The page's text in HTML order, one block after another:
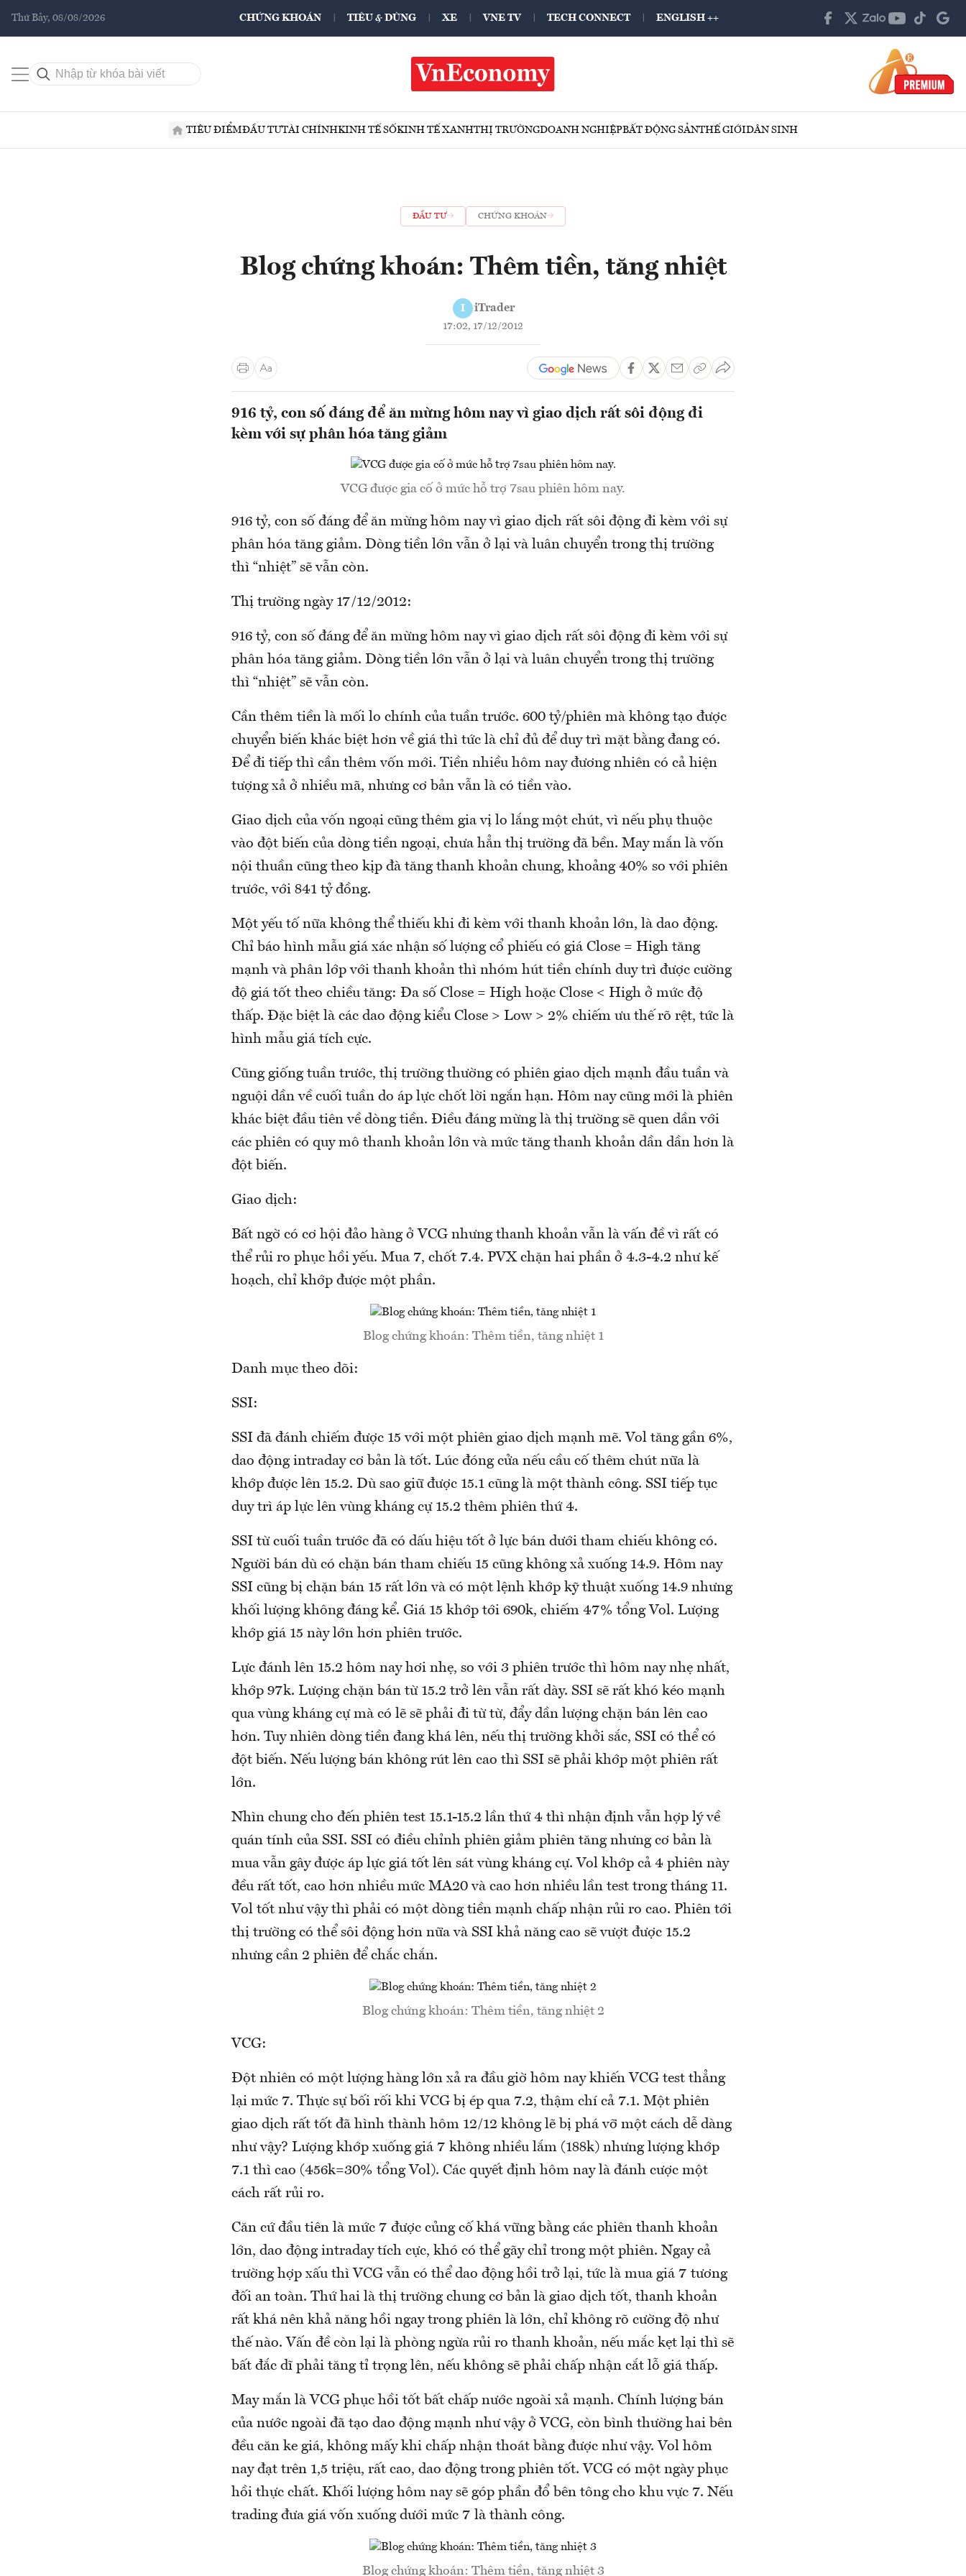
Thứ Bảy, 08/08/2026 CHỨNG KHOÁN TIÊU & DÙNG XE VNE TV TECH CONNECT ENGLISH ++
TIÊU ĐIỂMĐẦU TƯTÀI CHÍNHKINH TẾ SỐKINH TẾ XANHTHỊ TRƯỜNGDOANH NGHIỆPBẤT ĐỘNG SẢNTHẾ GIỚIDÂN SINH
ĐẦU TƯ CHỨNG KHOÁN
Blog chứng khoán: Thêm tiền, tăng nhiệt
I iTrader
17:02, 17/12/2012
916 tỷ, con số đáng để ăn mừng hôm nay vì giao dịch rất sôi động đi
kèm với sự phân hóa tăng giảm
VCG được gia cố ở mức hỗ trợ 7sau phiên hôm nay.
916 tỷ, con số đáng để ăn mừng hôm nay vì giao dịch rất sôi động đi kèm với sự
phân hóa tăng giảm. Dòng tiền lớn vẫn ở lại và luân chuyển trong thị trường
thì “nhiệt” sẽ vẫn còn.
Thị trường ngày 17/12/2012:
916 tỷ, con số đáng để ăn mừng hôm nay vì giao dịch rất sôi động đi kèm với sự
phân hóa tăng giảm. Dòng tiền lớn vẫn ở lại và luân chuyển trong thị trường
thì “nhiệt” sẽ vẫn còn.
Cần thêm tiền là mối lo chính của tuần trước. 600 tỷ/phiên mà không tạo được
chuyển biến khác biệt hơn về giá thì tức là chỉ đủ để duy trì mặt bằng đang có.
Để đi tiếp thì cần thêm vốn mới. Tiền nhiều hôm nay đương nhiên có cả hiện
tượng xả ở nhiều mã, nhưng cơ bản vẫn là có tiền vào.
Giao dịch của vốn ngoại cũng thêm gia vị lo lắng một chút, vì nếu phụ thuộc
vào đột biến của dòng tiền ngoại, chưa hẳn thị trường đã bền. May mắn là vốn
nội thuần cũng theo kịp đà tăng thanh khoản chung, khoảng 40% so với phiên
trước, với 841 tỷ đồng.
Một yếu tố nữa không thể thiếu khi đi kèm với thanh khoản lớn, là dao động.
Chỉ báo hình mẫu giá xác nhận số lượng cổ phiếu có giá Close = High tăng
mạnh và phân lớp với thanh khoản thì nhóm hút tiền chính duy trì được cường
độ giá tốt theo chiều tăng: Đa số Close = High hoặc Close < High ở mức độ
thấp. Đặc biệt là các dao động kiểu Close > Low > 2% chiếm ưu thế rõ rệt, tức là
hình mẫu giá tích cực.
Cũng giống tuần trước, thị trường thường có phiên giao dịch mạnh đầu tuần và
nguội dần về cuối tuần do áp lực chốt lời ngắn hạn. Hôm nay cũng mới là phiên
khác biệt đầu tiên về dòng tiền. Điều đáng mừng là thị trường sẽ quen dần với
các phiên có quy mô thanh khoản lớn và mức tăng thanh khoản dần dần hơn là
đột biến.
Giao dịch:
Bất ngờ có cơ hội đảo hàng ở VCG nhưng thanh khoản vẫn là vấn đề vì rất có
thể rủi ro phục hồi yếu. Mua 7, chốt 7.4. PVX chặn hai phần ở 4.3-4.2 như kế
hoạch, chỉ khớp được một phần.
Blog chứng khoán: Thêm tiền, tăng nhiệt 1
Danh mục theo dõi:
SSI:
SSI đã đánh chiếm được 15 với một phiên giao dịch mạnh mẽ. Vol tăng gần 6%,
dao động intraday cơ bản là tốt. Lúc đóng cửa nếu cầu cố thêm chút nữa là
khớp được lên 15.2. Dù sao giữ được 15.1 cũng là một thành công. SSI tiếp tục
duy trì áp lực lên vùng kháng cự 15.2 thêm phiên thứ 4.
SSI từ cuối tuần trước đã có dấu hiệu tốt ở lực bán dưới tham chiếu không có.
Người bán dù có chặn bán tham chiếu 15 cũng không xả xuống 14.9. Hôm nay
SSI cũng bị chặn bán 15 rất lớn và có một lệnh khớp kỹ thuật xuống 14.9 nhưng
khối lượng không đáng kể. Giá 15 khớp tới 690k, chiếm 47% tổng Vol. Lượng
khớp giá 15 này lớn hơn phiên trước.
Lực đánh lên 15.2 hôm nay hơi nhẹ, so với 3 phiên trước thì hôm nay nhẹ nhất,
khớp 97k. Lượng chặn bán từ 15.2 trở lên vẫn rất dày. SSI sẽ rất khó kéo mạnh
qua vùng kháng cự mà có lẽ sẽ phải đi từ từ, đẩy dần lượng chặn bán lên cao
hơn. Tuy nhiên dòng tiền đang khá lên, nếu thị trường khởi sắc, SSI có thể có
đột biến. Nếu lượng bán không rút lên cao thì SSI sẽ phải khớp một phiên rất
lớn.
Nhìn chung cho đến phiên test 15.1-15.2 lần thứ 4 thì nhận định vẫn hợp lý về
quán tính của SSI. SSI có điều chỉnh phiên giảm phiên tăng nhưng cơ bản là
mua vẫn gây được áp lực giá tốt lên sát vùng kháng cự. Vol khớp cả 4 phiên này
đều rất tốt, cao hơn nhiều mức MA20 và cao hơn nhiều lần test trong tháng 11.
Vol tốt như vậy thì phải có một dòng tiền mạnh chấp nhận rủi ro cao. Phiên tới
thị trường có thể sôi động hơn nữa và SSI khả năng cao sẽ vượt được 15.2
nhưng cần 2 phiên để chắc chắn.
Blog chứng khoán: Thêm tiền, tăng nhiệt 2
VCG:
Đột nhiên có một lượng hàng lớn xả ra đầu giờ hôm nay khiến VCG test thẳng
lại mức 7. Thực sự bối rối khi VCG bị ép qua 7.2, thậm chí cả 7.1. Một phiên
giao dịch rất tốt đã hình thành hôm 12/12 không lẽ bị phá vỡ một cách dễ dàng
như vậy? Lượng khớp xuống giá 7 không nhiều lắm (188k) nhưng lượng khớp
7.1 thì cao (456k=30% tổng Vol). Các quyết định hôm nay là đánh cược một
cách rất rủi ro.
Căn cứ đầu tiên là mức 7 được củng cố khá vững bằng các phiên thanh khoản
lớn, dao động intraday tích cực, khó có thể gãy chỉ trong một phiên. Ngay cả
trường hợp xấu thì VCG vẫn có thể dao động hồi trở lại, tức là mua giá 7 tương
đối an toàn. Thứ hai là thị trường chung cơ bản là giao dịch tốt, thanh khoản
rất khá nên khả năng hồi ngay trong phiên là lớn, chỉ không rõ cường độ như
thế nào. Vấn đề còn lại là phòng ngừa rủi ro thanh khoản, nếu mắc kẹt lại thì sẽ
bất đắc dĩ phải tăng tỉ trọng lên, nếu không sẽ phải chấp nhận cắt lỗ giá thấp.
May mắn là VCG phục hồi tốt bất chấp nước ngoài xả mạnh. Chính lượng bán
của nước ngoài đã tạo dao động mạnh như vậy ở VCG, còn bình thường hai bên
đều căn ke giá, không mấy khi chấp nhận thoát bằng được như vậy. Vol hôm
nay đạt trên 1,5 triệu, rất cao, dao động trong phiên tốt. VCG có một ngày phục
hồi thực chất. Khối lượng hôm nay sẽ góp phần đổ bên tông cho khu vực 7. Nếu
trading đưa giá vốn xuống dưới mức 7 là thành công.
Blog chứng khoán: Thêm tiền, tăng nhiệt 3